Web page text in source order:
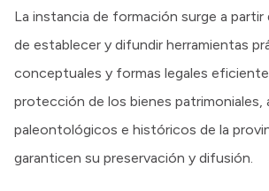
La instancia de formación surge a partir
de establecer y difundir herramientas
conceptuales y formas legales
protección de los bienes patrimoniales,
paleontológicos e históricos de la
garanticen su preservación y difusión.